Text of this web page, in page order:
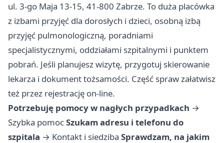
ul. 3-go Maja 13-15, 41-800 Zabrze. To duża placówka
z izbami przyjęć dla dorosłych i dzieci, osobną izbą
przyjęć pulmonologiczną, poradniami
specjalistycznymi, oddziałami szpitalnymi i punktem
pobrań. Jeśli planujesz wizytę, przygotuj skierowanie
lekarza i dokument tożsamości. Część spraw załatwisz
też przez rejestrację on-line.
Potrzebuję pomocy w nagłych przypadkach →
Szybka pomocSzukam adresu i telefonu do
szpitala → Kontakt i siedziba Sprawdzam, na jakim